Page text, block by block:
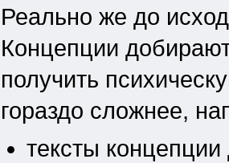
Реально же до
Концепции
получить
гораздо сложнее,
тексты